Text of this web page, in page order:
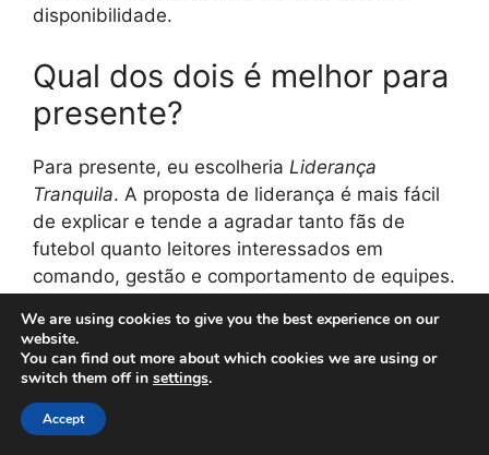
disponibilidade.
Qual dos dois é melhor para
presente?
Para presente, eu escolheria Liderança
Tranquila. A proposta de liderança é mais fácil
de explicar e tende a agradar tanto fãs de
futebol quanto leitores interessados em
comando, gestão e comportamento de equipes.
Preciso ler os dois livros do
Ancelotti?
Não necessariamente. Para uma compra única,
We are using cookies to give you the best experience on our
website.
You can find out more about which cookies we are using or
switch them off in settings.
Accept